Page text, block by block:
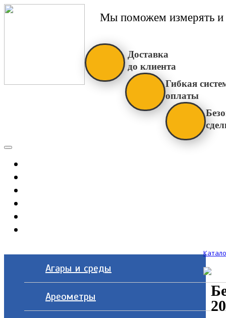
Мы поможем измерять и
Доставка
до клиента
Гибкая
оплаты
Агары и среды
Ареометры